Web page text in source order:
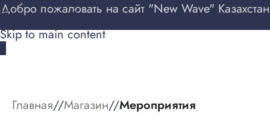
Skip to navigation
Skip to main content
Добро пожаловать на сайт "New Wave" Казахстан
Главная/ Магазин/ Мероприятия